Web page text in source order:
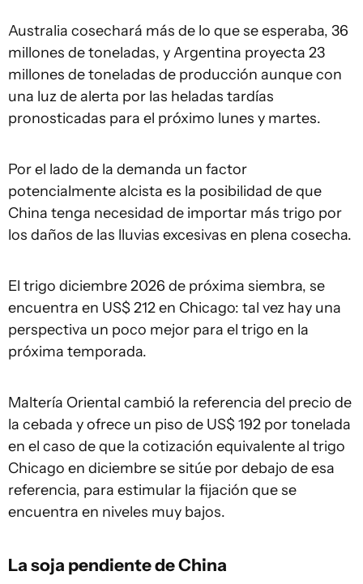
Australia cosechará más de lo que se esperaba, 36
millones de toneladas, y Argentina proyecta 23
millones de toneladas de producción aunque con
una luz de alerta por las heladas tardías
pronosticadas para el próximo lunes y martes.
Por el lado de la demanda un factor
potencialmente alcista es la posibilidad de que
China tenga necesidad de importar más trigo por
los daños de las lluvias excesivas en plena cosecha.
El trigo diciembre 2026 de próxima siembra, se
encuentra en US$ 212 en Chicago: tal vez hay una
perspectiva un poco mejor para el trigo en la
próxima temporada.
Maltería Oriental cambió la referencia del precio de
la cebada y ofrece un piso de US$ 192 por tonelada
en el caso de que la cotización equivalente al trigo
Chicago en diciembre se sitúe por debajo de esa
referencia, para estimular la fijación que se
encuentra en niveles muy bajos.
La soja pendiente de China